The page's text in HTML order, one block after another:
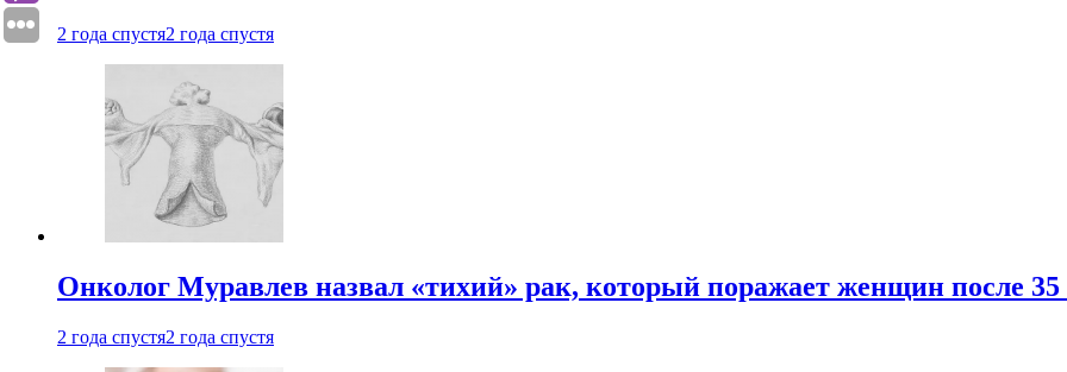
2 года спустя2 года спустя
Онколог Муравлев назвал «тихий» рак, который поражает женщин после 35
2 года спустя2 года спустя